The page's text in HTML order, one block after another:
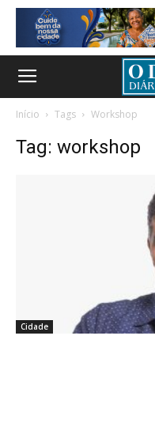
Início Tags Workshop
Tag: workshop
Cidade